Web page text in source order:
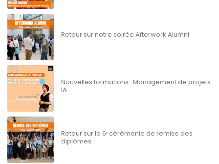
Retour sur notre soirée Afterwork Alumni
Nouvelles formations : Management de projets
IA
Retour sur la 6ᵉ cérémonie de remise des
diplômes